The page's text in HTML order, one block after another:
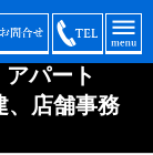
パート
、店舗事務